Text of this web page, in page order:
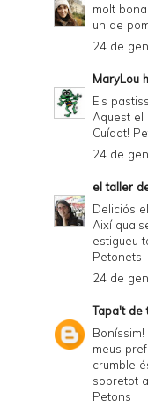
molt
un de
24 de
MaryLou
Els
Aquest el
Cuídat!
24 de
el taller
Deliciós
Així
estigueu
Petonets
24 de
Tapa't de
meus
crumble
sobretot
Petons